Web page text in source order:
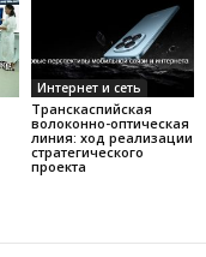
Интернет и сеть
Транскаспийская
волоконно-оптическая
линия: ход реализации
стратегического
проекта